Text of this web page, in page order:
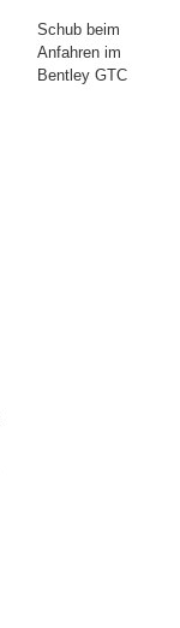
Schub beim
Anfahren im
Bentley GTC